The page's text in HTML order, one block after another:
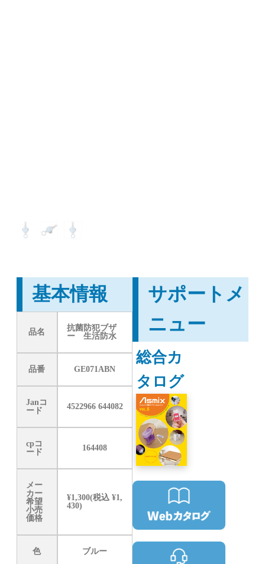
基本情報
品名
抗菌防犯ブザ
ー 生活防水
品番 GE071ABN
Janコ
ード
4522966 644082
cpコ
ード
164408
メー
カー
希望
小売
価格
¥1,300(税込 ¥1,
430)
色 ブルー
サポートメ
ニュー
総合カ
タログ